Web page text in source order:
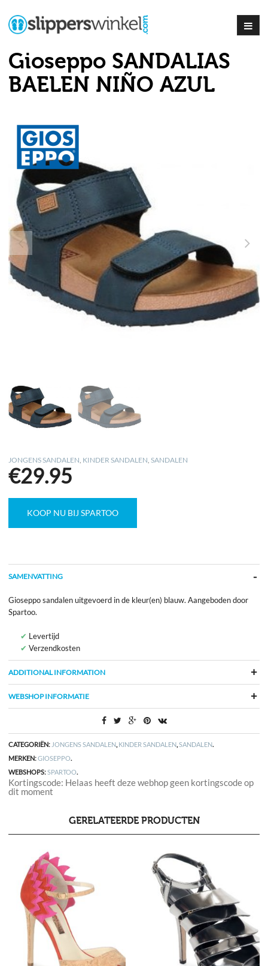
Gioseppo SANDALIAS
BAELEN NIÑO AZUL
JONGENS SANDALEN KINDER SANDALEN ,SANDALEN
€29.95
KOOP NU BIJ SPARTOO
SAMENVATTING
Gioseppo sandalen uitgevoerd in de kleur(en) blauw. Aangeboden door
Spartoo.
Levertijd
Verzendkosten
ADDITIONAL INFORMATION
WEBSHOP INFORMATIE
CATEGORIËN: JONGENS SANDALEN, KINDER SANDALEN,SANDALEN.
MERKEN:GIOSEPPO.
WEBSHOPS:SPARTOO.
Kortingscode: Helaas heeft deze webhop geen kortingscode op
dit moment
GERELATEERDE PRODUCTEN